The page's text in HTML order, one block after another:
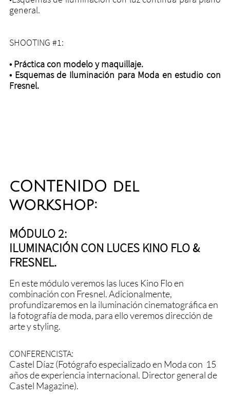
general.
SHOOTING #1:
• Práctica con modelo y maquillaje.
• Esquemas de Iluminación para Moda en estudio con
Fresnel.
cONTENIDO del
workshop:
MÓDULO 2:
ILUMINACIÓN CON LUCES KINO FLO &
FRESNEL.
En este módulo veremos las luces Kino Flo en
combinación con Fresnel. Adicionalmente,
profundizaremos en la iluminación cinematográfica en
la fotografía de moda, para ello veremos dirección de
arte y styling.
CONFERENCISTA:
Castel Díaz (Fotógrafo especializado en Moda con 15
años de experiencia internacional. Director general de
Castel Magazine).